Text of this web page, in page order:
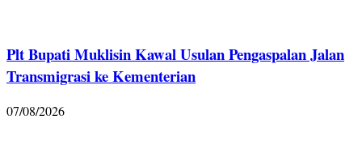
Plt Bupati Muklisin Kawal Usulan Pengaspalan Jalan
Transmigrasi ke Kementerian
07/08/2026